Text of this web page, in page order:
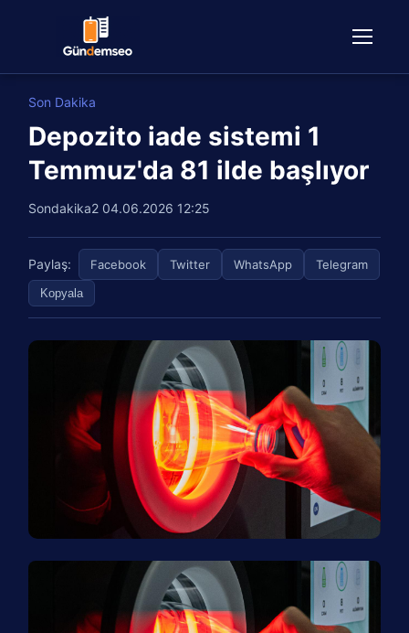
Son Dakika
Depozito iade sistemi 1
Temmuz'da 81 ilde başlıyor
Sondakika2 04.06.2026 12:25
Paylaş: Facebook Twitter WhatsApp Telegram
Kopyala